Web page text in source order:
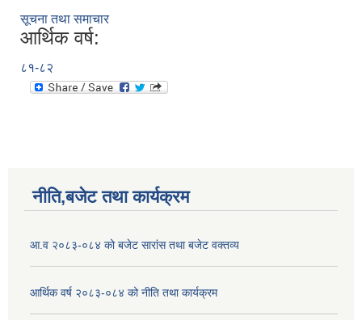
सूचना तथा समाचार
आर्थिक वर्ष:
८१-८२
नीति,बजेट तथा कार्यक्रम
आ.व २०८३-०८४ को बजेट सारांस तथा बजेट वक्तव्य
आर्थिक वर्ष २०८३-०८४ को नीति तथा कार्यक्रम